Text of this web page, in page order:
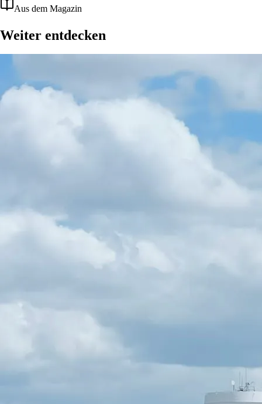
Aus dem Magazin
Weiter entdecken